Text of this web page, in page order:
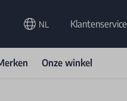
NL Klantenservice
Onze winkel